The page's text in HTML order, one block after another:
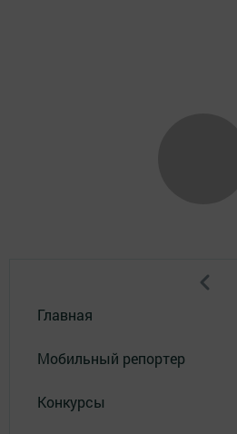
Главная
Мобильный репортер
Конкурсы